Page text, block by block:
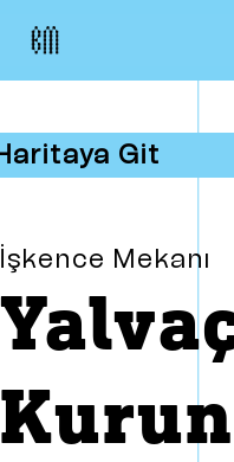
Skip
content Git
İşkence Mekanı